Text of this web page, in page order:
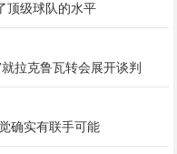
顶级球队的水平
拉克鲁瓦转会展开谈判
确实有联手可能